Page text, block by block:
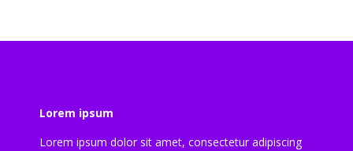
Lorem ipsum
Lorem ipsum dolor sit amet, consectetur adipiscing